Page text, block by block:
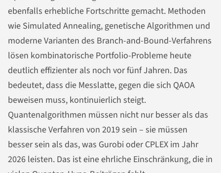
ebenfalls erhebliche Fortschritte gemacht. Methoden
wie Simulated Annealing, genetische Algorithmen und
moderne Varianten des Branch-and-Bound-Verfahrens
lösen kombinatorische Portfolio-Probleme heute
deutlich effizienter als noch vor fünf Jahren. Das
bedeutet, dass die Messlatte, gegen die sich QAOA
beweisen muss, kontinuierlich steigt.
Quantenalgorithmen müssen nicht nur besser als das
klassische Verfahren von 2019 sein – sie müssen
besser sein als das, was Gurobi oder CPLEX im Jahr
2026 leisten. Das ist eine ehrliche Einschränkung, die in